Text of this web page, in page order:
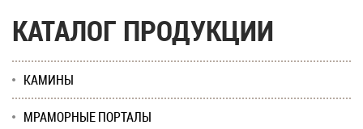
КАТАЛОГ ПРОДУКЦИИ
КАМИНЫ
МРАМОРНЫЕ ПОРТАЛЫ